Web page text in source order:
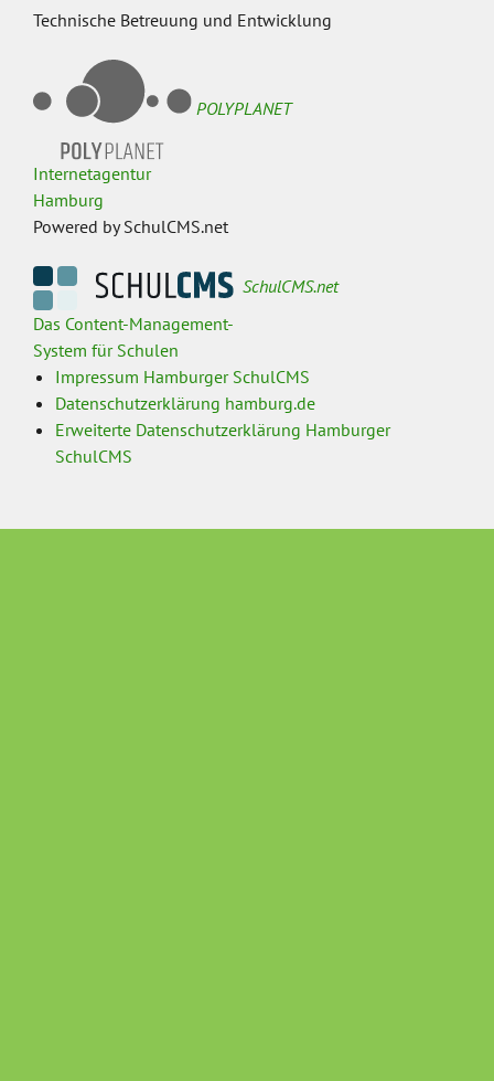
Technische Betreuung und Entwicklung
POLYPLANET
Internetagentur
Hamburg
Powered by SchulCMS.net
SchulCMS.net
Das Content-Management-
System für Schulen
Impressum Hamburger SchulCMS
Datenschutzerklärung hamburg.de
Erweiterte Datenschutzerklärung Hamburger
SchulCMS